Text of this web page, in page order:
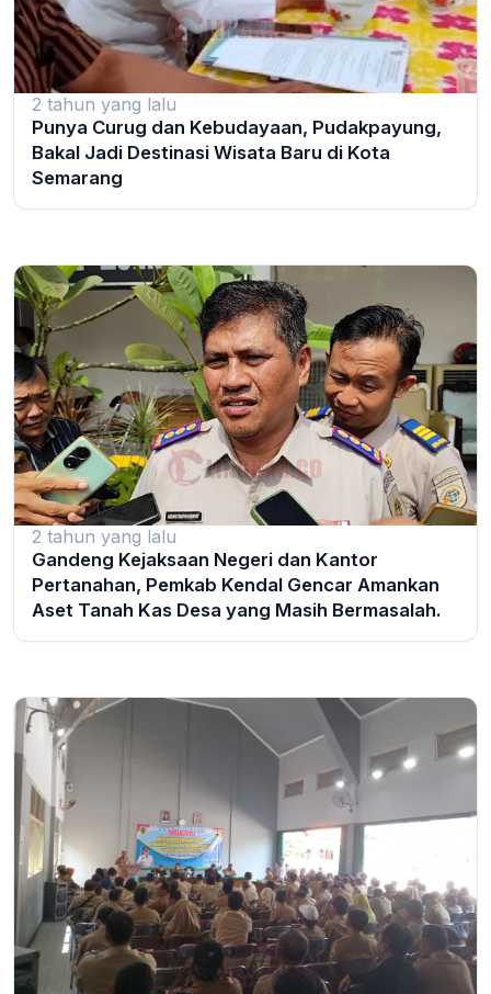
2 tahun yang lalu
Punya Curug dan Kebudayaan, Pudakpayung,
Bakal Jadi Destinasi Wisata Baru di Kota
Semarang
2 tahun yang lalu
Gandeng Kejaksaan Negeri dan Kantor
Pertanahan, Pemkab Kendal Gencar Amankan
Aset Tanah Kas Desa yang Masih Bermasalah.